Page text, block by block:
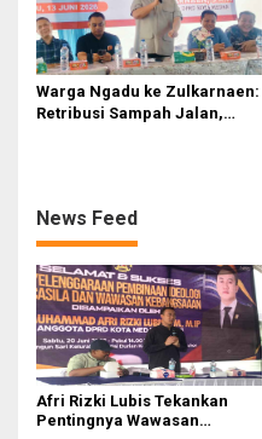
Warga Ngadu ke Zulkarnaen:
Retribusi Sampah Jalan,
News Feed
Afri Rizki Lubis Tekankan
Pentingnya Wawasan